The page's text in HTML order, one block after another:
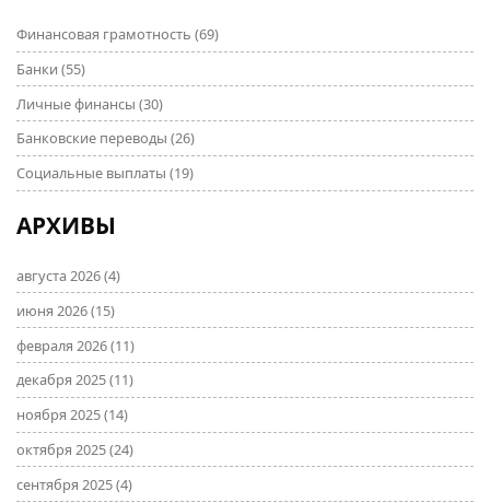
Финансовая грамотность (69)
Банки (55)
Личные финансы (30)
Банковские переводы (26)
Социальные выплаты (19)
АРХИВЫ
августа 2026(4)
июня 2026(15)
февраля 2026(11)
декабря 2025(11)
ноября 2025(14)
октября 2025(24)
сентября 2025(4)